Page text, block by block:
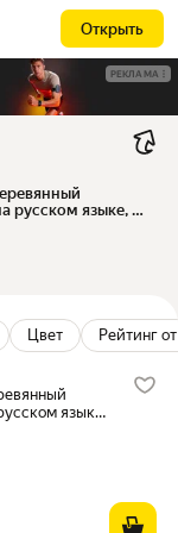
Открыть
РЕКЛАМА
русском языке,
Цвет Рейтинг
языке,
₽ вместо